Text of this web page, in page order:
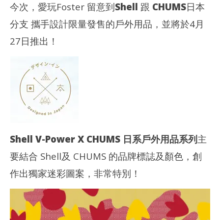
NOW VIEWING
年 4
月
18
日
香
生
今次，愛玩Foster 留意到Shell 跟 CHUMS日本
分支 攜手設計限量發售的戶外用品，並將於4月
27日推出！
Shell V-Power X CHUMS 日系戶外用品系列主
要結合 Shell及 CHUMS 的品牌標誌及顏色，創
作出獨家迷彩圖案，非常特別！